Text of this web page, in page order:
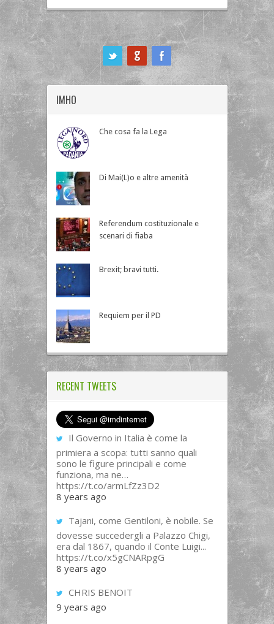
IMHO
Che cosa fa la Lega
Di Mai(L)o e altre amenità
Referendum costituzionale e
scenari di fiaba
Brexit; bravi tutti.
Requiem per il PD
RECENT TWEETS
Il Governo in Italia è come la
primiera a scopa: tutti sanno quali
sono le figure principali e come
funziona, ma ne…
https://t.co/armLfZz3D2
8 years ago
Tajani, come Gentiloni, è nobile. Se
dovesse succedergli a Palazzo Chigi,
era dal 1867, quando il Conte Luigi...
https://t.co/x5gCNARpgG
8 years ago
CHRIS BENOIT
9 years ago